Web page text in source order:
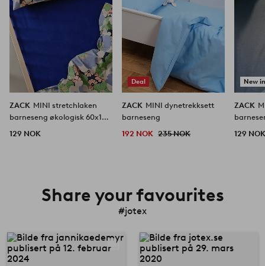
ZACK MINI stretchlaken
barneseng økologisk 60x120
129 NOK
Deal
ZACK MINI dynetrekksett
barneseng
192 NOK 235 NOK
New
ZACK
129
Share your favourites
#jotex